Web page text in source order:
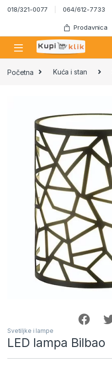
Skip to navigation
Skip to content
018/321-0077 064/612-7733
Prodavnica
Početna Kuća i stan
Svetiljke i lampe
LED lampa Bilbao